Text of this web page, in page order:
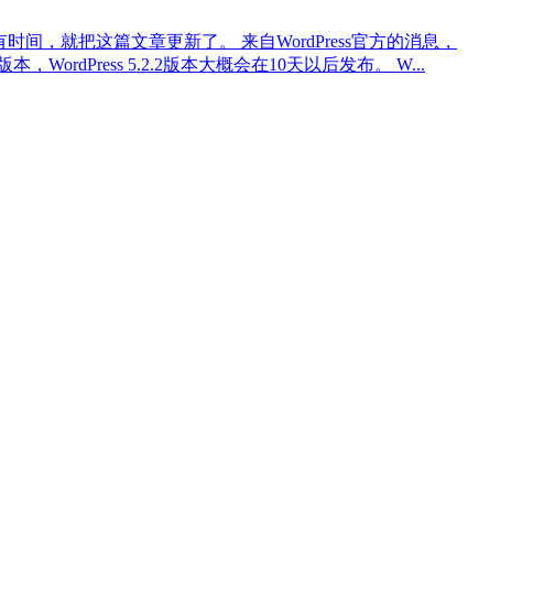
间，就把这篇文章更新了。 来自WordPress官方的消息，
，WordPress 5.2.2版本大概会在10天以后发布。 W...